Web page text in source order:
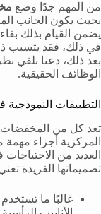
من المهم جدًا وضع
بحيث يكون الجانب
يضمن القيام بذلك
في ذلك، فقد يتسبب
بعد ذلك، دعنا نلقي
الوظائف الحقيقية.
التطبيقات النموذجية
تعد كل من المخفضات
المركزية أجزاء مهمة
العديد من
تصميماتها الفريدة
غالبًا ما